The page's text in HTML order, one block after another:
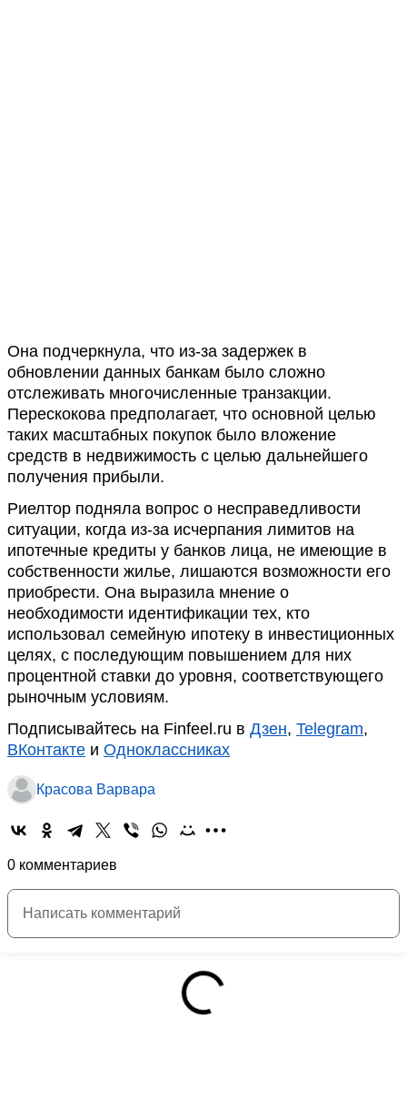
Она подчеркнула, что из-за задержек в
обновлении данных банкам было сложно
отслеживать многочисленные транзакции.
Перескокова предполагает, что основной целью
таких масштабных покупок было вложение
средств в недвижимость с целью дальнейшего
получения прибыли.
Риелтор подняла вопрос о несправедливости
ситуации, когда из-за исчерпания лимитов на
ипотечные кредиты у банков лица, не имеющие в
собственности жилье, лишаются возможности его
приобрести. Она выразила мнение о
необходимости идентификации тех, кто
использовал семейную ипотеку в инвестиционных
целях, с последующим повышением для них
процентной ставки до уровня, соответствующего
рыночным условиям.
Подписывайтесь на Finfeel.ru в Дзен, Telegram,
ВКонтакте и Одноклассниках
Красова Варвара
0 комментариев